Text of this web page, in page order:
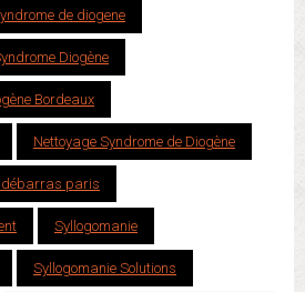
de diogene
Diogène
Bordeaux
Nettoyage Syndrome de Diogène
paris
Syllogomanie
Syllogomanie Solutions